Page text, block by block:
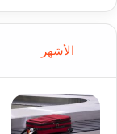
الأشهر